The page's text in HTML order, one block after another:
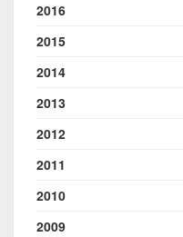
2016
2015
2014
2013
2012
2011
2010
2009